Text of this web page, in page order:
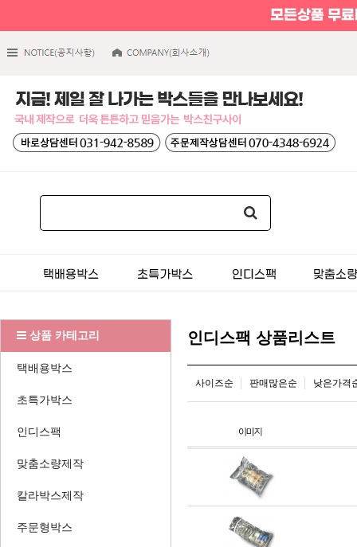
상품 카테고리
택배용박스
초특가박스
인디스팩
맞춤소량제작
칼라박스제작
주문형박스
인디스팩 상품리스트
사이즈순 판매많은순 낮은가격